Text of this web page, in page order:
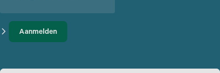
Aanmelden